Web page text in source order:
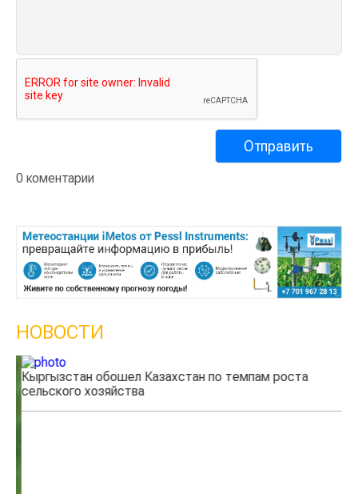
0 коментарии
НОВОСТИ
Кыргызстан обошел Казахстан по темпам роста
сельского хозяйства